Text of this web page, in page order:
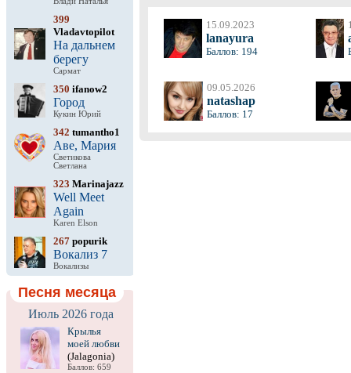
399
Vladavtopilot
На дальнем
берегу
Сармат
350 ifanow2
Город
Кукин Юрий
342 tumantho1
Аве, Мария
Светикова
Светлана
323 Marinajazz
Well Meet
Again
Karen Elson
267 popurik
Вокализ 7
Вокализы
Песня месяца
Июль 2026 года
Крылья
моей любви
(Jalagonia)
Баллов: 659
15.09.2023
lanayura
Баллов: 194
09.05.2026
natashap
Баллов: 17